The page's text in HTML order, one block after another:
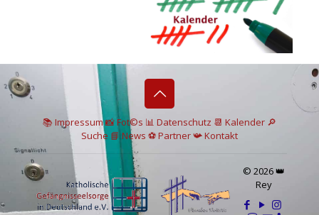
📚 Impressum📸Fot©s 📊 Datenschutz 📆 Kalender 🔎
Suche 📘 News ⚽Partner📯Kontakt
© 2026 👑
Rey